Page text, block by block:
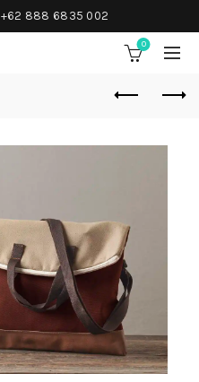
+62 888 6835 002
0